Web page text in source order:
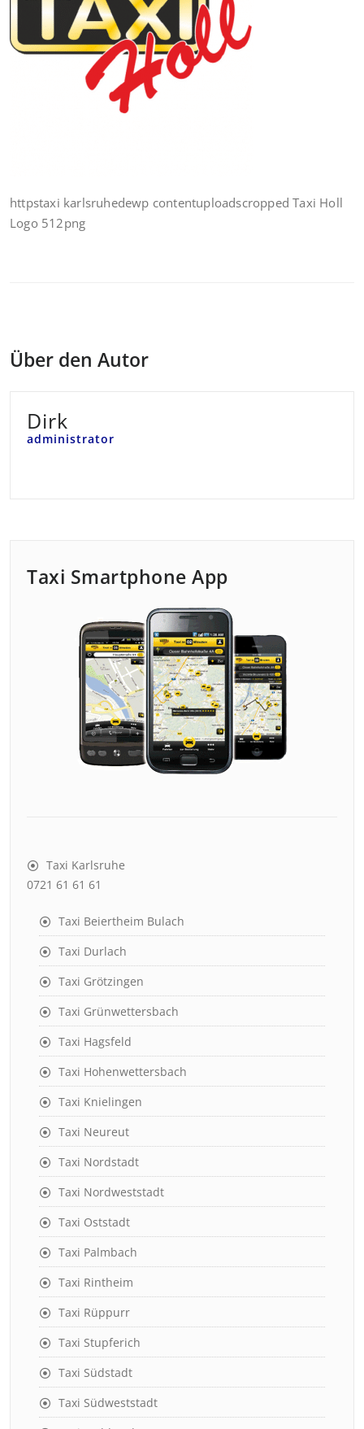
httpstaxi karlsruhedewp contentuploadscropped Taxi Holl
Logo 512png
Über den Autor
Dirk
administrator
Taxi Smartphone App
Taxi Karlsruhe
0721 61 61 61
Taxi Beiertheim Bulach
Taxi Durlach
Taxi Grötzingen
Taxi Grünwettersbach
Taxi Hagsfeld
Taxi Hohenwettersbach
Taxi Knielingen
Taxi Neureut
Taxi Nordstadt
Taxi Nordweststadt
Taxi Oststadt
Taxi Palmbach
Taxi Rintheim
Taxi Rüppurr
Taxi Stupferich
Taxi Südstadt
Taxi Südweststadt